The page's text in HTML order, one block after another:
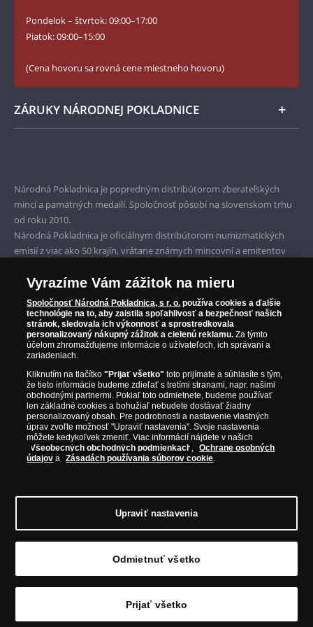
Numizmatické novinky
YouTube Národnej Pokladnice
Pondelok – štvrtok: 09:00–17:00
Piatok: 09:00–15:00
(Cena hovoru sa rovná cene miestneho hovoru)
ZÁRUKY NÁRODNEJ POKLADNICE
Garancia najvyššej kvality
Iba originálne produkty
Národná Pokladnica je popredným distribútorom zberateľských
mincí a pamätných medailí. Spoločnosť pôsobí na slovenskom trhu
od roku 2010.
Národná Pokladnica je oficiálnym distribútorom numizmatických
emisií z viac ako 50 krajín, vrátane známych mincovní a emitentov
Parížska mincovňa, Nórska mincovňa, Fínska mincovňa alebo
Austrálska mincovňa Perth. Spoločnosť svojim zákazníkom a
zberateľom garantuje, že všetky produkty sú v originálnej a v
prvotriednej kvalite, čo je doložené aj priloženým Certifikátom
autentickosti.
© Copyright 2026 - Národná Pokladnica, s. r. o.; Námestie Mateja
Korvína 1, Bratislava 811 07, Tel.: 0850 606 009E-mail:
info@narodnapokladnica.sk, www.narodnapokladnica.sk; IČO: 45 480
206, DIČ: SK2023004302
Upraviť nastavenie súborov cookie môžetekliknutím na
Vyrazíme Vám zážitok na mieru
Spoločnosť Národná Pokladnica, s r. o. používa cookies a ďalšie
technológie na to, aby zaistila spoľahlivosť a bezpečnosť našich
stránok, sledovala ich výkonnosť a sprostredkovala
personalizovaný nákupný zážitok a cielenú reklamu. Za týmto
účelom zhromažďujeme informácie o užívateľoch, ich správaní a
zariadeniach.
Kliknutím na tlačítko"Prijať všetko" toto prijímate a súhlasíte s tým,
že tieto informácie budeme zdieľať s tretími stranami, napr. našimi
obchodnými partnermi. Pokiaľ toto odmietnete, budeme používať
len základné cookies a bohužiaľ nebudete dostávať žiadny
personalizovaný obsah. Pre podrobnosti a nastavenie vlastných
úprav zvoľte možnosť "Upraviť nastavenia". Svoje nastavenia
môžete kedykoľvek zmeniť. Viac informácií nájdete v našich
Všeobecných obchodných podmienkach ,
Ochrane osobných
údajov a Zásadách používania súborov cookie.
Upraviť nastavenia
Odmietnuť všetko
Prijať všetko